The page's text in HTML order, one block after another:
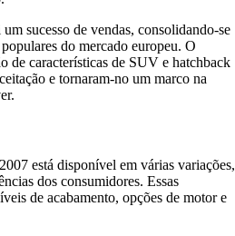
sucesso de vendas, consolidando-se
do mercado europeu. O
de características de SUV e hatchback
e tornaram-no um marco na
está disponível em várias variações,
dos consumidores. Essas
de acabamento, opções de motor e